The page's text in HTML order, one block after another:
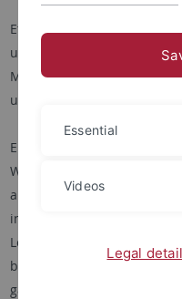
Ethische Fragen stellen
und Technologien in
Molekularbiologie, den
und Naturschutz.
Eingebettet in
Wissenschaftsgeschichte
anwendungsbezogene
interdisziplinärer
Lehre dazu beitragen
biowissenschaftlicher
ganzheitliches
Essential
Videos
Legal